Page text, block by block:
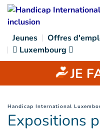
Goto main content
Jeunes Offres
Luxembourg
JE
You are here :
Handicap International
Expositions